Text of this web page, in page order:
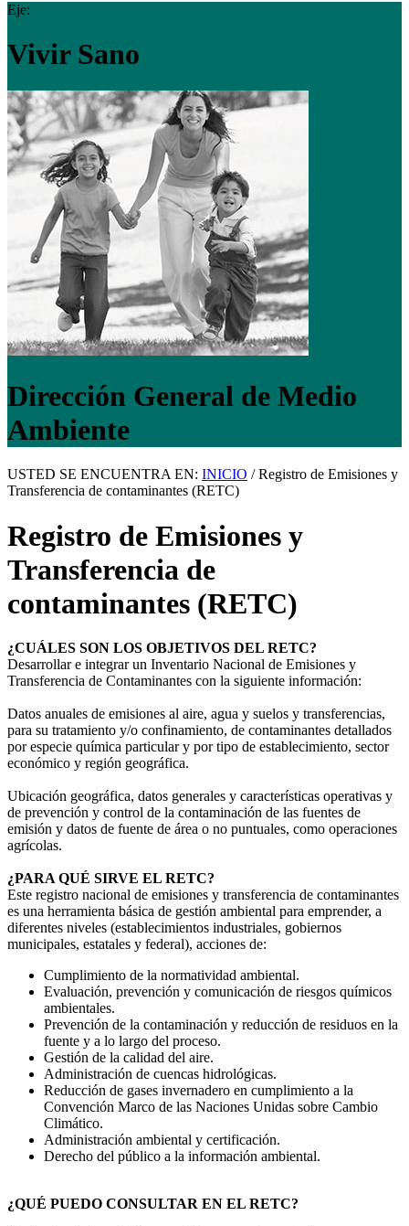
Eje:
Vivir Sano
Dirección General de Medio
Ambiente
USTED SE ENCUENTRA EN: INICIO /Registro de Emisiones y
Transferencia de contaminantes (RETC)
Registro de Emisiones y
Transferencia de
contaminantes (RETC)
¿CUÁLES SON LOS OBJETIVOS DEL RETC?
Desarrollar e integrar un Inventario Nacional de Emisiones y
Transferencia de Contaminantes con la siguiente información:
Datos anuales de emisiones al aire, agua y suelos y transferencias,
para su tratamiento y/o confinamiento, de contaminantes detallados
por especie química particular y por tipo de establecimiento, sector
económico y región geográfica.
Ubicación geográfica, datos generales y características operativas y
de prevención y control de la contaminación de las fuentes de
emisión y datos de fuente de área o no puntuales, como operaciones
agrícolas.
¿PARA QUÉ SIRVE EL RETC?
Este registro nacional de emisiones y transferencia de contaminantes
es una herramienta básica de gestión ambiental para emprender, a
diferentes niveles (establecimientos industriales, gobiernos
municipales, estatales y federal), acciones de:
Cumplimiento de la normatividad ambiental.
Evaluación, prevención y comunicación de riesgos químicos
ambientales.
Prevención de la contaminación y reducción de residuos en la
fuente y a lo largo del proceso.
Gestión de la calidad del aire.
Administración de cuencas hidrológicas.
Reducción de gases invernadero en cumplimiento a la
Convención Marco de las Naciones Unidas sobre Cambio
Climático.
Administración ambiental y certificación.
Derecho del público a la información ambiental.
¿QUÉ PUEDO CONSULTAR EN EL RETC?